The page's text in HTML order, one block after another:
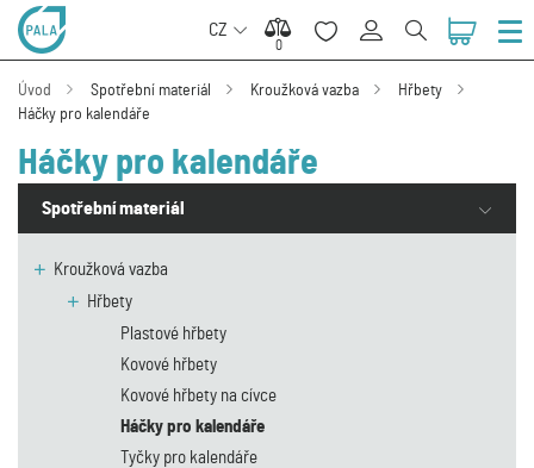
CZ
0
0
Úvod Spotřební materiál Kroužková vazba
Hřbety
Háčky pro kalendáře
Háčky pro kalendáře
Spotřební materiál
Kroužková vazba
Hřbety
Plastové hřbety
Kovové hřbety
Kovové hřbety na cívce
Háčky pro kalendáře
Tyčky pro kalendáře